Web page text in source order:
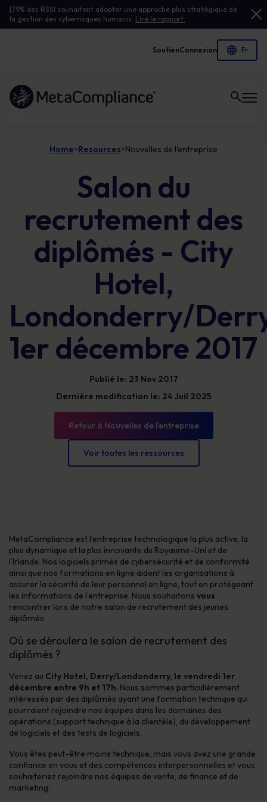
[79% des RSSI souhaitent adopter une approche plus stratégique de
la gestion des cyberrisques humains. Lire le rapport.
SoutienConnexion
Lien vers la page d'accueil
Home>Resources>Nouvelles de l'entreprise
Salon du
recrutement des
diplômés - City
Hotel,
Londonderry/
1er décembre 2017
Publié le: 23 Nov 2017
Dernière modification le: 24 Juil 2025
Retour à Nouvelles de l'entreprise
Voir toutes les ressources
MetaCompliance est l’entreprise technologique la plus active, la
plus dynamique et la plus innovante du Royaume-Uni et de
l’Irlande. Nos logiciels primés de cybersécurité et de conformité
ainsi que nos formations en ligne aident les organisations à
assurer la sécurité de leur personnel en ligne, tout en protégeant
les informations de l’entreprise. Nous souhaitons vous
rencontrer lors de notre salon de recrutement des jeunes
diplômés.
Où se déroulera le salon de recrutement des
diplômés ?
Venez au City Hotel, Derry/Londonderry, le vendredi 1er
décembre entre 9h et 17h. Nous sommes particulièrement
intéressés par des diplômés ayant une formation technique qui
pourraient rejoindre nos équipes dans les domaines des
opérations (support technique à la clientèle), du développement
de logiciels et des tests de logiciels.
Vous êtes peut-être moins technique, mais vous avez une grande
confiance en vous et des compétences interpersonnelles et vous
souhaiteriez rejoindre nos équipes de vente, de finance et de
marketing.